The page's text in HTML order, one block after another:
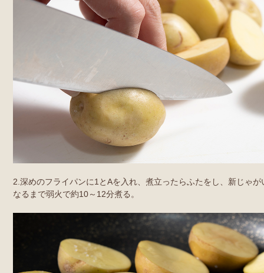
2.深めのフライパンに1とAを入れ、煮立ったらふたをし、新じゃ
なるまで弱火で約10～12分煮る。